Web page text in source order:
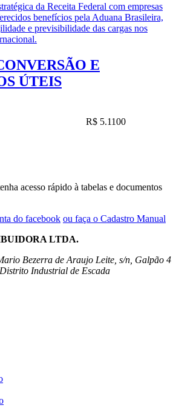
da Receita Federal com empresas
benefícios pela Aduana Brasileira,
e previsibilidade das cargas nos
E
ÚTEIS
R$ 5.1100
acesso rápido à tabelas e documentos
do facebook ou faça o Cadastro Manual
LTDA.
Bezerra de Araujo Leite, s/n, Galpão 4
Industrial de Escada